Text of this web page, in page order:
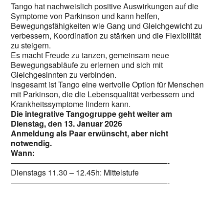
Tango hat nachweislich positive Auswirkungen auf die
Symptome von Parkinson und kann helfen,
Bewegungsfähigkeiten wie Gang und Gleichgewicht zu
verbessern, Koordination zu stärken und die Flexibilität
zu steigern.
Es macht Freude zu tanzen, gemeinsam neue
Bewegungsabläufe zu erlernen und sich mit
Gleichgesinnten zu verbinden.
Insgesamt ist Tango eine wertvolle Option für Menschen
mit Parkinson, die die Lebensqualität verbessern und
Krankheitssymptome lindern kann.
Die integrative Tangogruppe geht weiter am
Dienstag, den 13. Januar 2026
Anmeldung als Paar erwünscht, aber nicht
notwendig.
Wann:
————————————————————-
Dienstags 11.30 – 12.45h: Mittelstufe
————————————————————-